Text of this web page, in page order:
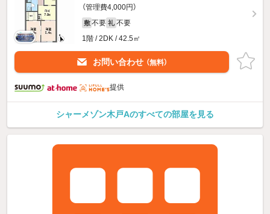
（管理費4,000円）
敷 不要 礼 不要
1階 / 2DK / 42.5㎡
お問い合わせ （無料）
提供
シャーメゾン木戸Aのすべての部屋を見る